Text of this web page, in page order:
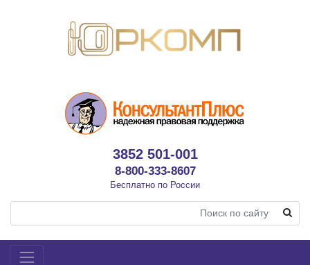
3852 501-001
8-800-333-8607
Бесплатно по России